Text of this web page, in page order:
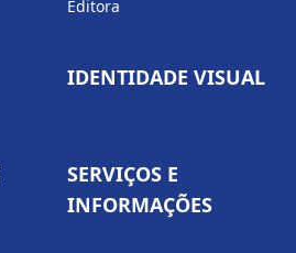
Editora
IDENTIDADE VISUAL
SERVIÇOS E
INFORMAÇÕES